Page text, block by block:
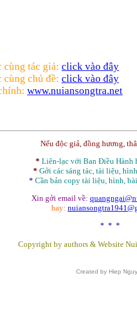
cùng tác giả: click vào đây
cùng chủ đề: click vào đây
www.nuiansongtra.net
Nếu độc giả, đồng hương,
* Liên-lạc với Ban Điều Hành
* Gởi các sáng tác, tài liệu,
* Cần bản copy tài liệu, hình,
Xin gởi email về:
hay:
* * *
Copyright by authors & Website
Created by Hiep